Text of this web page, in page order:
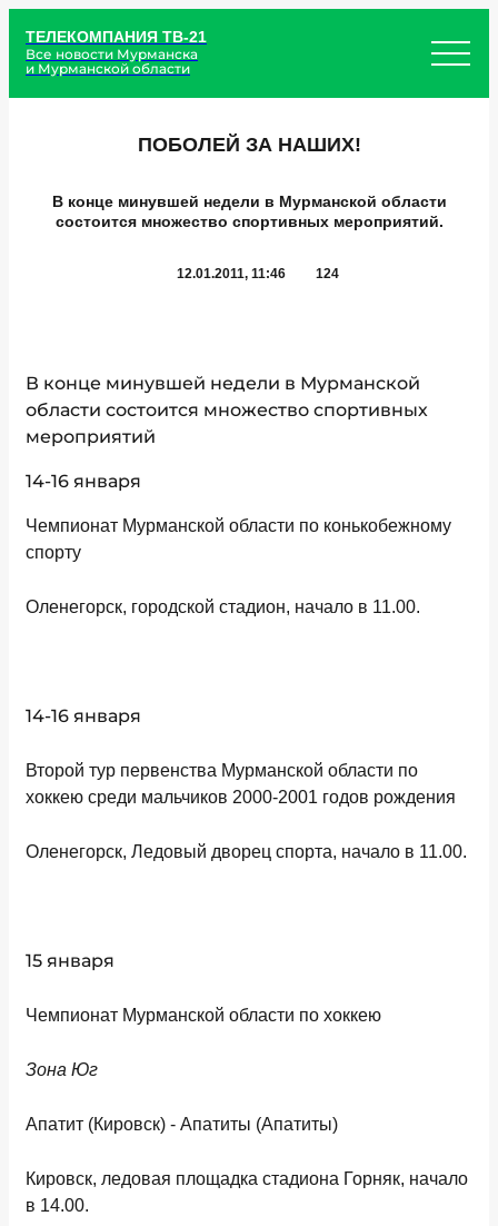
ТЕЛЕКОМПАНИЯ ТВ-21
Все новости Мурманска
и Мурманской области
ПОБОЛЕЙ ЗА НАШИХ!
В конце минувшей недели в Мурманской области
состоится множество спортивных мероприятий.
12.01.2011, 11:46 124
В конце минувшей недели в Мурманской
области состоится множество спортивных
мероприятий
14-16 января
Чемпионат Мурманской области по конькобежному
спорту
Оленегорск, городской стадион, начало в 11.00.
14-16 января
Второй тур первенства Мурманской области по
хоккею среди мальчиков 2000-2001 годов рождения
Оленегорск, Ледовый дворец спорта, начало в 11.00.
15 января
Чемпионат Мурманской области по хоккею
Зона Юг
Апатит (Кировск) - Апатиты (Апатиты)
Кировск, ледовая площадка стадиона Горняк, начало
в 14.00.